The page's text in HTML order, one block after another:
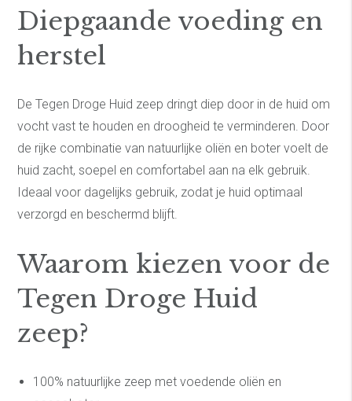
Diepgaande voeding en
herstel
De Tegen Droge Huid zeep dringt diep door in de huid om
vocht vast te houden en droogheid te verminderen. Door
de rijke combinatie van natuurlijke oliën en boter voelt de
huid zacht, soepel en comfortabel aan na elk gebruik.
Ideaal voor dagelijks gebruik, zodat je huid optimaal
verzorgd en beschermd blijft.
Waarom kiezen voor de
Tegen Droge Huid
zeep?
100% natuurlijke zeep met voedende oliën en